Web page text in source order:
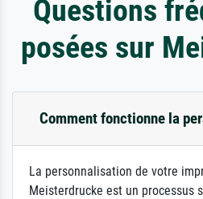
Questions
posées sur
Comment fonctionne la
La personnalisation de votre
Meisterdrucke est un